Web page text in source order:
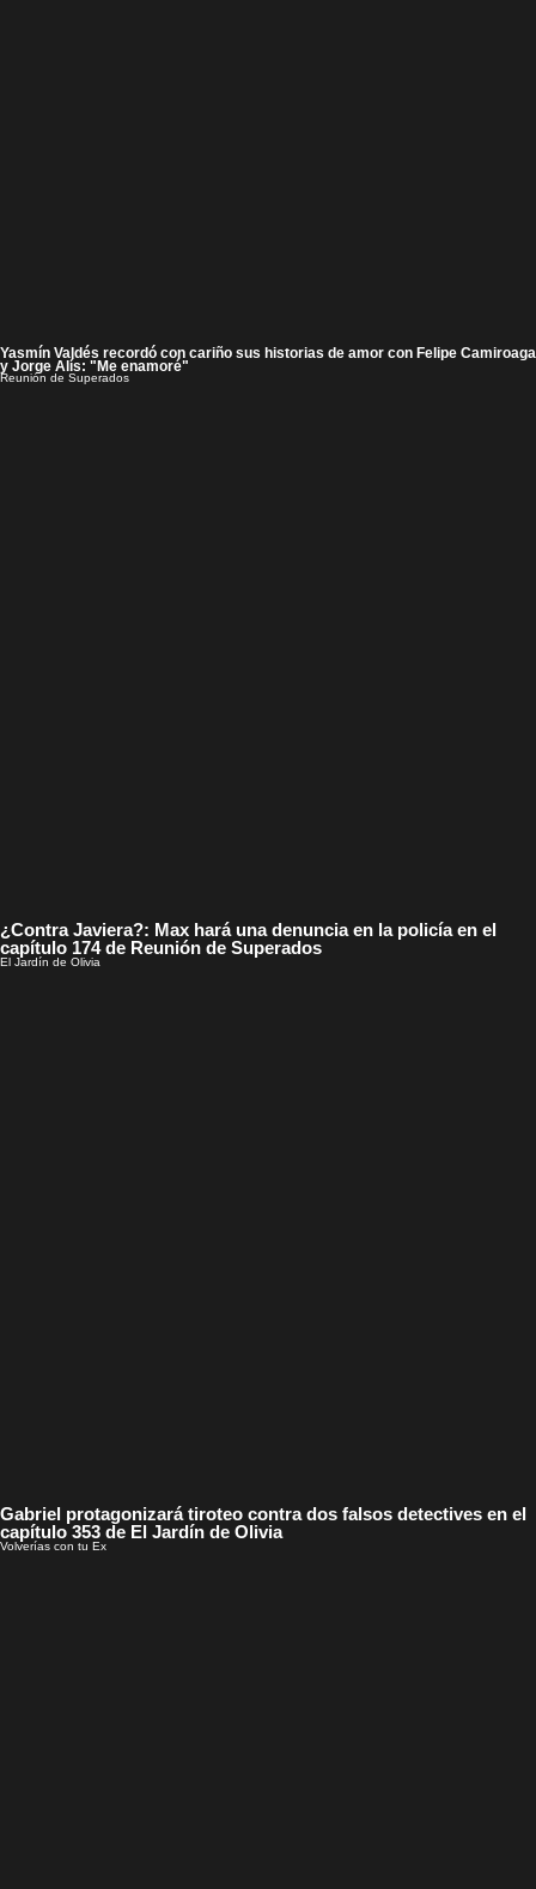
Yasmín Valdés recordó con cariño sus historias de amor con Felipe Camiroaga
y Jorge Alís: "Me enamoré"
Reunión de Superados
¿Contra Javiera?: Max hará una denuncia en la policía en el
capítulo 174 de Reunión de Superados
El Jardín de Olivia
Gabriel protagonizará tiroteo contra dos falsos detectives en el
capítulo 353 de El Jardín de Olivia
Volverías con tu Ex